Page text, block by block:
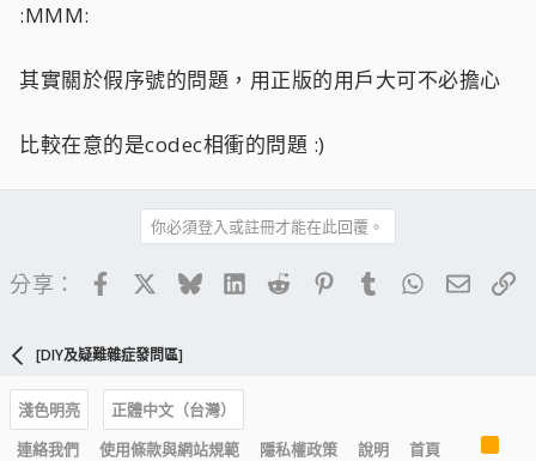
:MMM:
其實關於假序號的問題，用正版的用戶大可不必擔心
比較在意的是codec相衝的問題 :)
你必須登入或註冊才能在此回覆。
分享： FacebookBlueskyLinkedIn
Reddit PinterestTumblrWhatsApp
電子
[DIY及疑難雜症發問區]
淺色明亮
正體中文（台灣）
連絡我們
使用條款與網站規範 隱私權政策 說明 首頁